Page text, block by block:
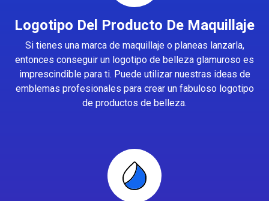
Logotipo Del Producto De Maquillaje
Si tienes una marca de maquillaje o planeas lanzarla,
entonces conseguir un logotipo de belleza glamuroso es
imprescindible para ti. Puede utilizar nuestras ideas de
emblemas profesionales para crear un fabuloso logotipo
de productos de belleza.